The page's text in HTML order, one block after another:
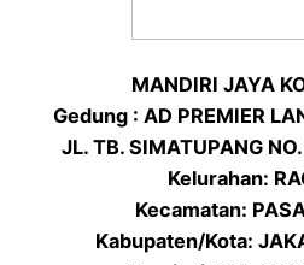
MANDIRI JAYA
Gedung : AD PREMIER
JL. TB. SIMATUPANG
Kelurahan:
Kecamatan:
Kabupaten/Kota: